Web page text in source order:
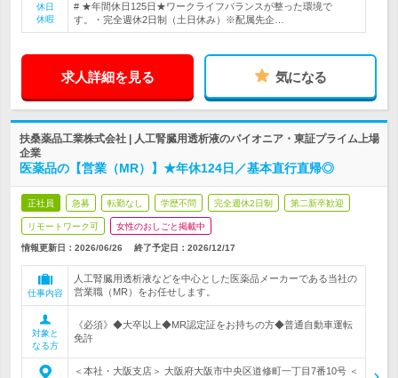
休日
休暇
# ★年間休日125日★ワークライフバランスが整った環境で
す。・完全週休2日制（土日休み）※配属先企…
求人詳細を見る 気になる
扶桑薬品工業株式会社 | 人工腎臓用透析液のパイオニア・東証プライム上場
企業
医薬品の【営業（MR）】★年休124日／基本直行直帰◎
正社員 急募 転勤なし 学歴不問 完全週休2日制 第二新卒歓迎
リモートワーク可 女性のおしごと掲載中
情報更新日：2026/06/26 終了予定日： 2026/12/17
仕事内容
人工腎臓用透析液などを中心とした医薬品メーカーである当社の
営業職（MR）をお任せします。
対象と
なる方
《必須》◆大卒以上◆MR認定証をお持ちの方◆普通自動車運転
免許
＜本社・大阪支店＞ 大阪府大阪市中央区道修町一丁目7番10号 ＜